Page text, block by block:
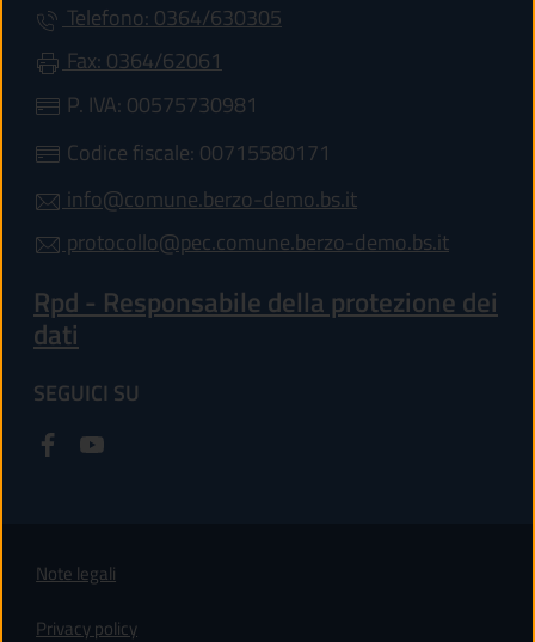
Telefono: 0364/630305
Fax: 0364/62061
P. IVA: 00575730981
Codice fiscale: 00715580171
info@comune.berzo-demo.bs.it
protocollo@pec.comune.berzo-demo.bs.it
Rpd - Responsabile della protezione dei
dati
SEGUICI SU
Note legali
Privacy policy